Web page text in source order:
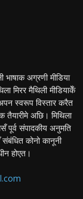
भाषाक अग्रणी मीडिया
मिरर मैथिली मीडियाकेँ
स्वरूप विस्तार करैत
तैयारीमे अछि। मिथिला
पूर्व संपादकीय अनुमति
कोनो कानूनी
होएत।